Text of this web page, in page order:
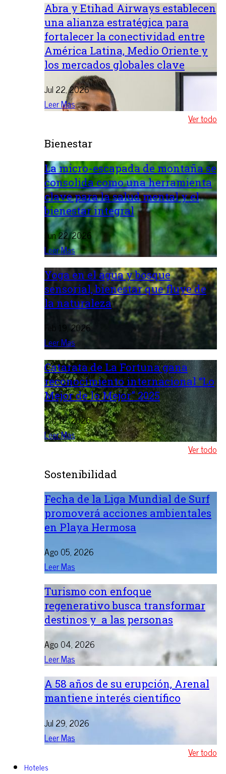
Abra y Etihad Airways establecen
una alianza estratégica para
fortalecer la conectividad entre
América Latina, Medio Oriente y
los mercados globales clave
Jul 22, 2026
Leer Mas
Ver todo
Bienestar
La micro-escapada de montaña se
consolida como una herramienta
clave para la salud mental y el
bienestar integral
Jun 22, 2026
Leer Mas
Yoga en el agua y bosque
sensorial, bienestar que fluye de
la naturaleza
Feb 19, 2026
Leer Mas
Catarata de La Fortuna gana
reconocimiento internacional “Lo
Mejor de lo Mejor” 2025
Feb 12, 2026
Leer Mas
Ver todo
Sostenibilidad
Fecha de la Liga Mundial de Surf
promoverá acciones ambientales
en Playa Hermosa
Ago 05, 2026
Leer Mas
Turismo con enfoque
regenerativo busca transformar
destinos y a las personas
Ago 04, 2026
Leer Mas
A 58 años de su erupción, Arenal
mantiene interés científico
Jul 29, 2026
Leer Mas
Ver todo
Hoteles